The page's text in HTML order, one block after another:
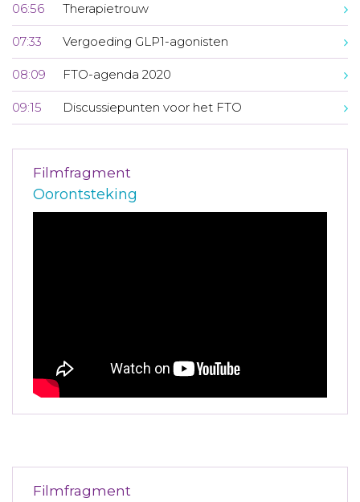
06:56 Therapietrouw
07:33 Vergoeding GLP1-agonisten
08:09 FTO-agenda 2020
09:15 Discussiepunten voor het FTO
Filmfragment
Oorontsteking
Filmfragment